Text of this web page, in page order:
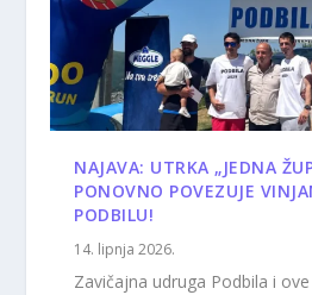
NAJAVA: UTRKA „JEDNA
PONOVNO POVEZUJE
PODBILU!
14. lipnja 2026.
Zavičajna udruga Podbila i